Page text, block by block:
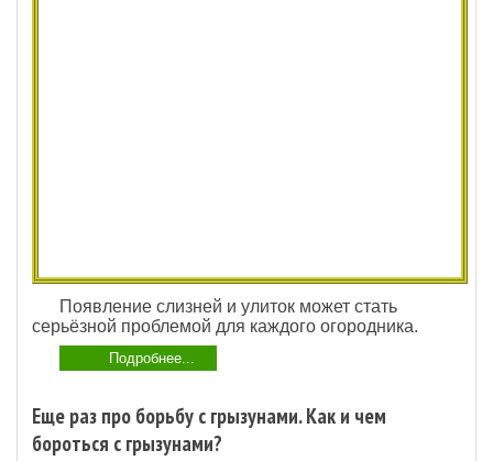
Появление слизней и улиток может стать
серьёзной проблемой для каждого огородника.
Подробнее...
Еще раз про борьбу с грызунами. Как и чем
бороться с грызунами?